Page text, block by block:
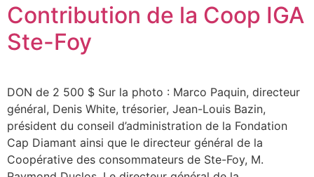
Contribution de la Coop IGA
Ste-Foy
DON de 2 500 $ Sur la photo : Marco Paquin, directeur
général, Denis White, trésorier, Jean-Louis Bazin,
président du conseil d’administration de la Fondation
Cap Diamant ainsi que le directeur général de la
Coopérative des consommateurs de Ste-Foy, M.